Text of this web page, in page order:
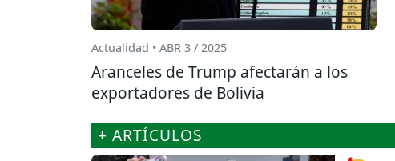
Actualidad • ABR 3 / 2025
Aranceles de Trump afectarán a los
exportadores de Bolivia
+ ARTÍCULOS